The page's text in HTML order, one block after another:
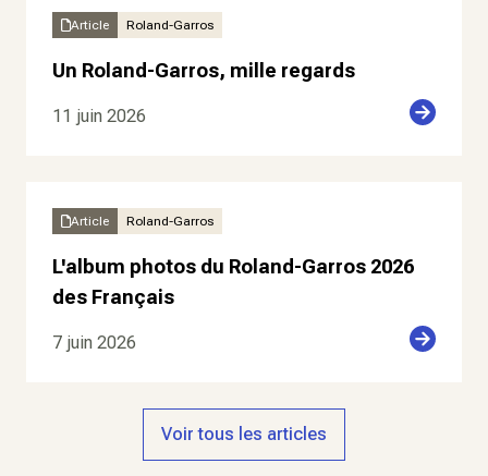
Article Roland-Garros
Un Roland-Garros, mille regards
11 juin 2026
Article Roland-Garros
L'album photos du Roland-Garros 2026
des Français
7 juin 2026
Voir tous les articles